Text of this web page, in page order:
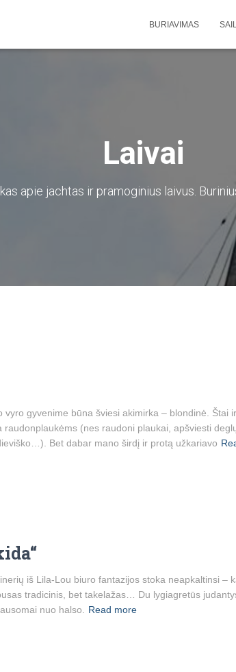
BURIAVIMAS
Laivai
apie jachtas ir pramoginius laivus.
gyvenime būna šviesi akimirka – blondinė. Štai
(nes raudoni plaukai, apšviesti
Bet dabar mano širdį ir protą užkariavo
iš Lila-Lou biuro fantazijos stoka neapkaltinsi –
tradicinis, bet takelažas… Du lygiagretūs
nuo halso.
Read more